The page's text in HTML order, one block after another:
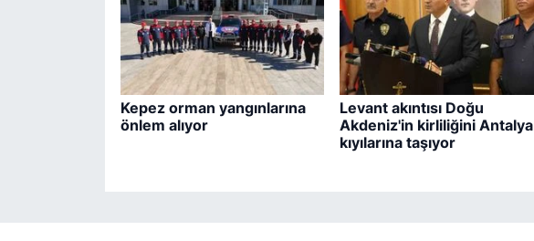
Kepez orman yangınlarına
önlem alıyor
Levant akıntısı Doğu
Akdeniz'in kirliliğini Antalya
kıyılarına taşıyor